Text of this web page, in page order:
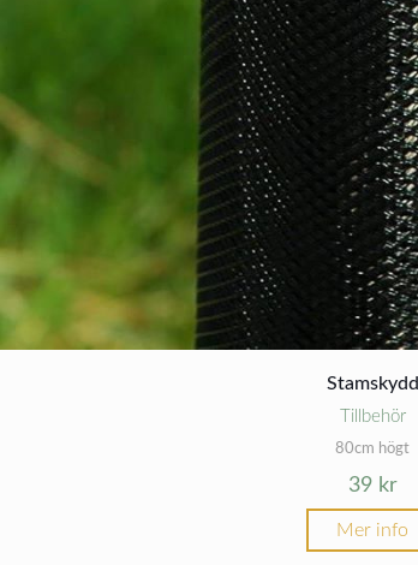
Stamskydd
Tillbehör
80cm högt
39 kr
Mer info